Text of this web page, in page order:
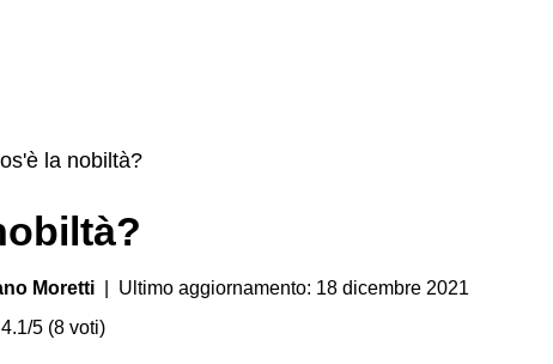
la nobiltà?
Moretti | Ultimo aggiornamento: 18 dicembre 2021
5 (8 voti)